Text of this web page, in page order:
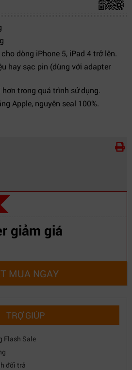
dòng iPhone 5, iPad 4 trở lên.
hay sạc pin (dùng với adapter
trong quá trình sử dụng.
Apple, nguyên seal 100%.
giảm giá
MUA NGAY
TRỢ GIÚP
Flash Sale
đổi trả